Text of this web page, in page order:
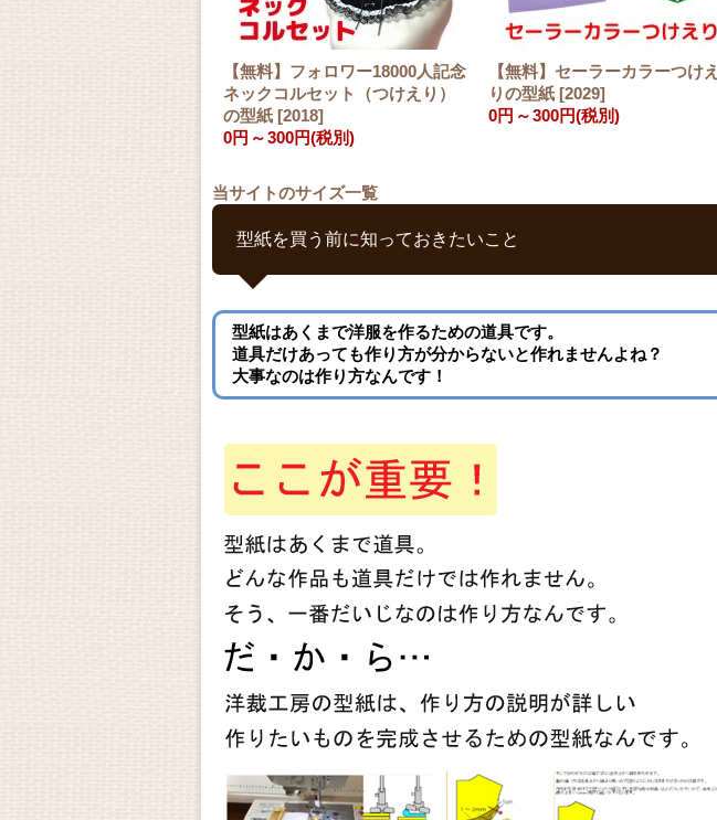
【無料】フォロワー18000人記念
ネックコルセット（つけえり）
の型紙 [2018]
0円 ～300円(税別)
【無料】セーラーカラーつけえ
りの型紙 [2029]
0円 ～300円(税別)
当サイトのサイズ一覧
型紙を買う前に知っておきたいこと
型紙はあくまで洋服を作るための道具です。
道具だけあっても作り方が分からないと作れませんよね？
大事なのは作り方なんです！